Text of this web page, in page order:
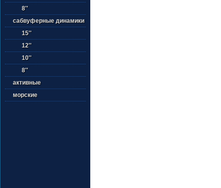
8''
сабвуферные динамики
15''
12''
10''
8''
активные
морские